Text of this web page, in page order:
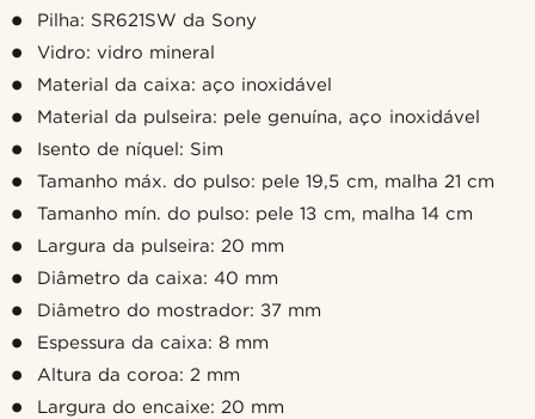
Pilha: SR621SW da Sony
Vidro: vidro mineral
Material da caixa: aço inoxidável
Material da pulseira: pele genuína, aço inoxidável
Isento de níquel: Sim
Tamanho máx. do pulso: pele 19,5 cm, malha 21 cm
Tamanho mín. do pulso: pele 13 cm, malha 14 cm
Largura da pulseira: 20 mm
Diâmetro da caixa: 40 mm
Diâmetro do mostrador: 37 mm
Espessura da caixa: 8 mm
Altura da coroa: 2 mm
Largura do encaixe: 20 mm